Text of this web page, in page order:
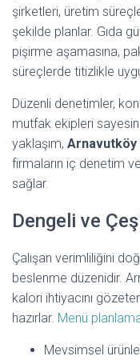
şirketleri, üretim
şekilde planlar. Gıda
pişirme aşamasına,
süreçlerde titizlikle
Düzenli denetimler,
mutfak ekipleri
yaklaşım,
firmaların iç denetim
sağlar.
Dengeli ve
Çalışan verimliliğini
beslenme düzenidir.
kalori ihtiyacını
hazırlar. Menü
Mevsimsel